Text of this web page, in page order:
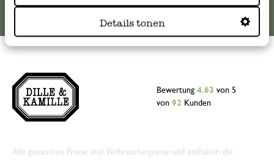
Details tonen
Bewertung 4.63 von 5
von 92 Kunden
Alle genannten Preise sind Verbraucherpreise und enthalten die